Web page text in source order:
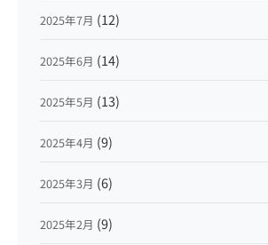
2025年7月 (12)
2025年6月 (14)
2025年5月 (13)
2025年4月 (9)
2025年3月 (6)
2025年2月 (9)